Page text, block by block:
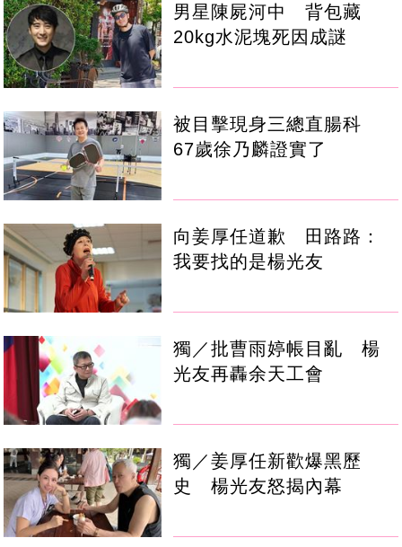
男星陳屍河中 背包藏
20kg水泥塊死因成謎
被目擊現身三總直腸科
67歲徐乃麟證實了
向姜厚任道歉 田路路：
我要找的是楊光友
獨／批曹雨婷帳目亂 楊
光友再轟余天工會
獨／姜厚任新歡爆黑歷
史 楊光友怒揭內幕